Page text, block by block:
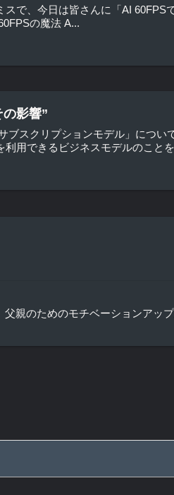
で、今日は皆さんに「AI 60FPS
の魔法 A...
影響”
スクリプションモデル」につい
用できるビジネスモデルのこと
親のためのモチベーションアップ